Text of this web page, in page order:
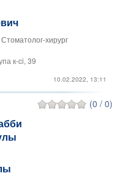
хирург
к-ci, 39
10.02.2022, 13:11
(0 / 0)